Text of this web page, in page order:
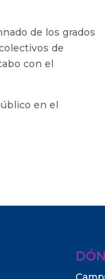
de los grados
de
con el
en el